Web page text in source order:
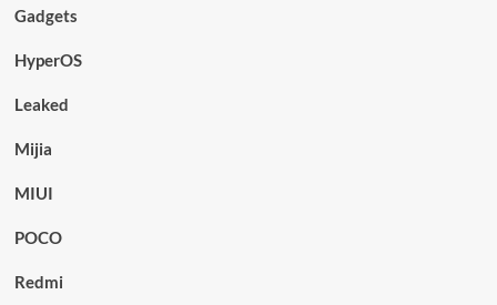
Gadgets
HyperOS
Leaked
Mijia
MIUI
POCO
Redmi